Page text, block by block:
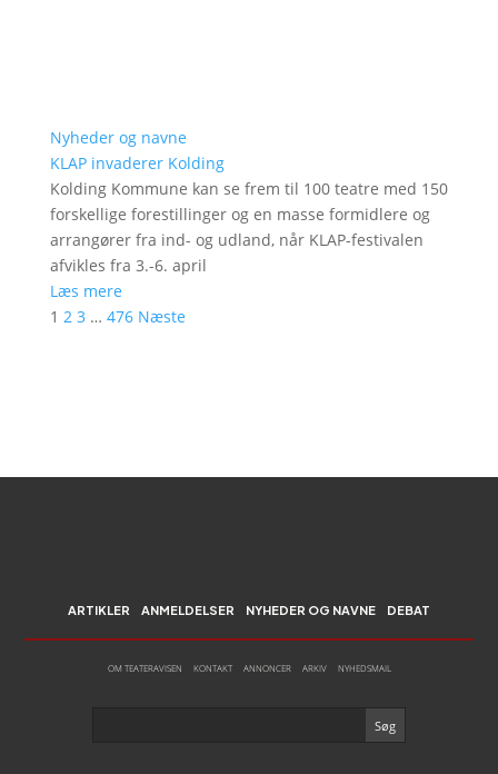
Nyheder og navne
KLAP invaderer Kolding
Kolding Kommune kan se frem til 100 teatre med 150
forskellige forestillinger og en masse formidlere og
arrangører fra ind- og udland, når KLAP-festivalen
afvikles fra 3.-6. april
Læs mere
1 2 3 … 476 Næste
ARTIKLER ANMELDELSER NYHEDER OG NAVNE DEBAT
OM TEATERAVISEN KONTAKT ANNONCER ARKIV NYHEDSMAIL